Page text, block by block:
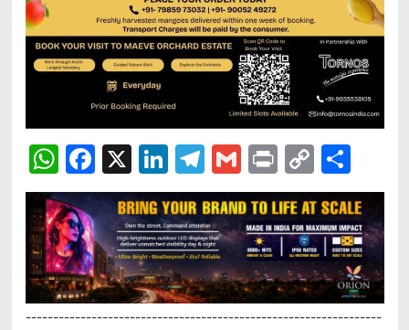
WhatsApp
Facebook
X LinkedIn
Telegram
Gmail
Print
Copy
Link
-----------------------------------------------------------------